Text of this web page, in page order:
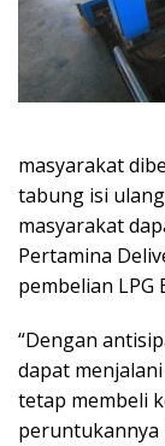
masyarakat
tabung isi
masyarakat
Pertamina
pembelian LPG
“Dengan
dapat
tetap membeli
peruntukannya